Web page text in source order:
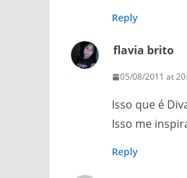
Reply
flavia brito
05/08/2011 at
Isso que é
Isso me
Reply